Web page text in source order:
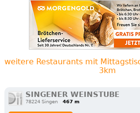
weitere Restaurants mit
3km
SINGENER WEINSTUBE
78224 Singen 467 m